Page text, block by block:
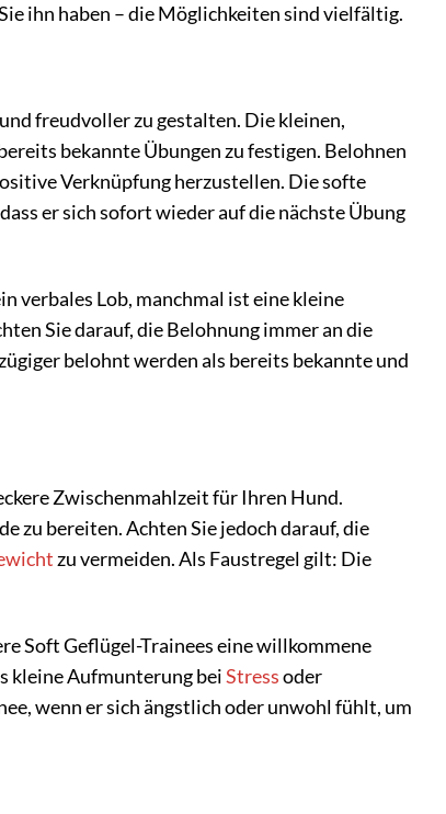
ihn haben – die Möglichkeiten sind vielfältig.
freudvoller zu gestalten. Die kleinen,
bekannte Übungen zu festigen. Belohnen
Verknüpfung herzustellen. Die softe
er sich sofort wieder auf die nächste Übung
verbales Lob, manchmal ist eine kleine
Sie darauf, die Belohnung immer an die
belohnt werden als bereits bekannte und
Zwischenmahlzeit für Ihren Hund.
zu bereiten. Achten Sie jedoch darauf, die
zu vermeiden. Als Faustregel gilt: Die
Soft Geflügel-Trainees eine willkommene
kleine Aufmunterung beiStressoder
wenn er sich ängstlich oder unwohl fühlt, um